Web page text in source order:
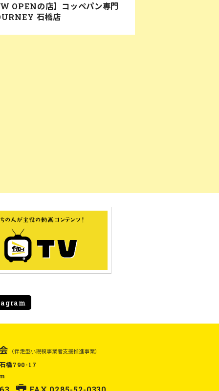
OPENの店】コッペパン専門
石橋店
（伴走型小規模事業者支援推進事業）
橋790-17